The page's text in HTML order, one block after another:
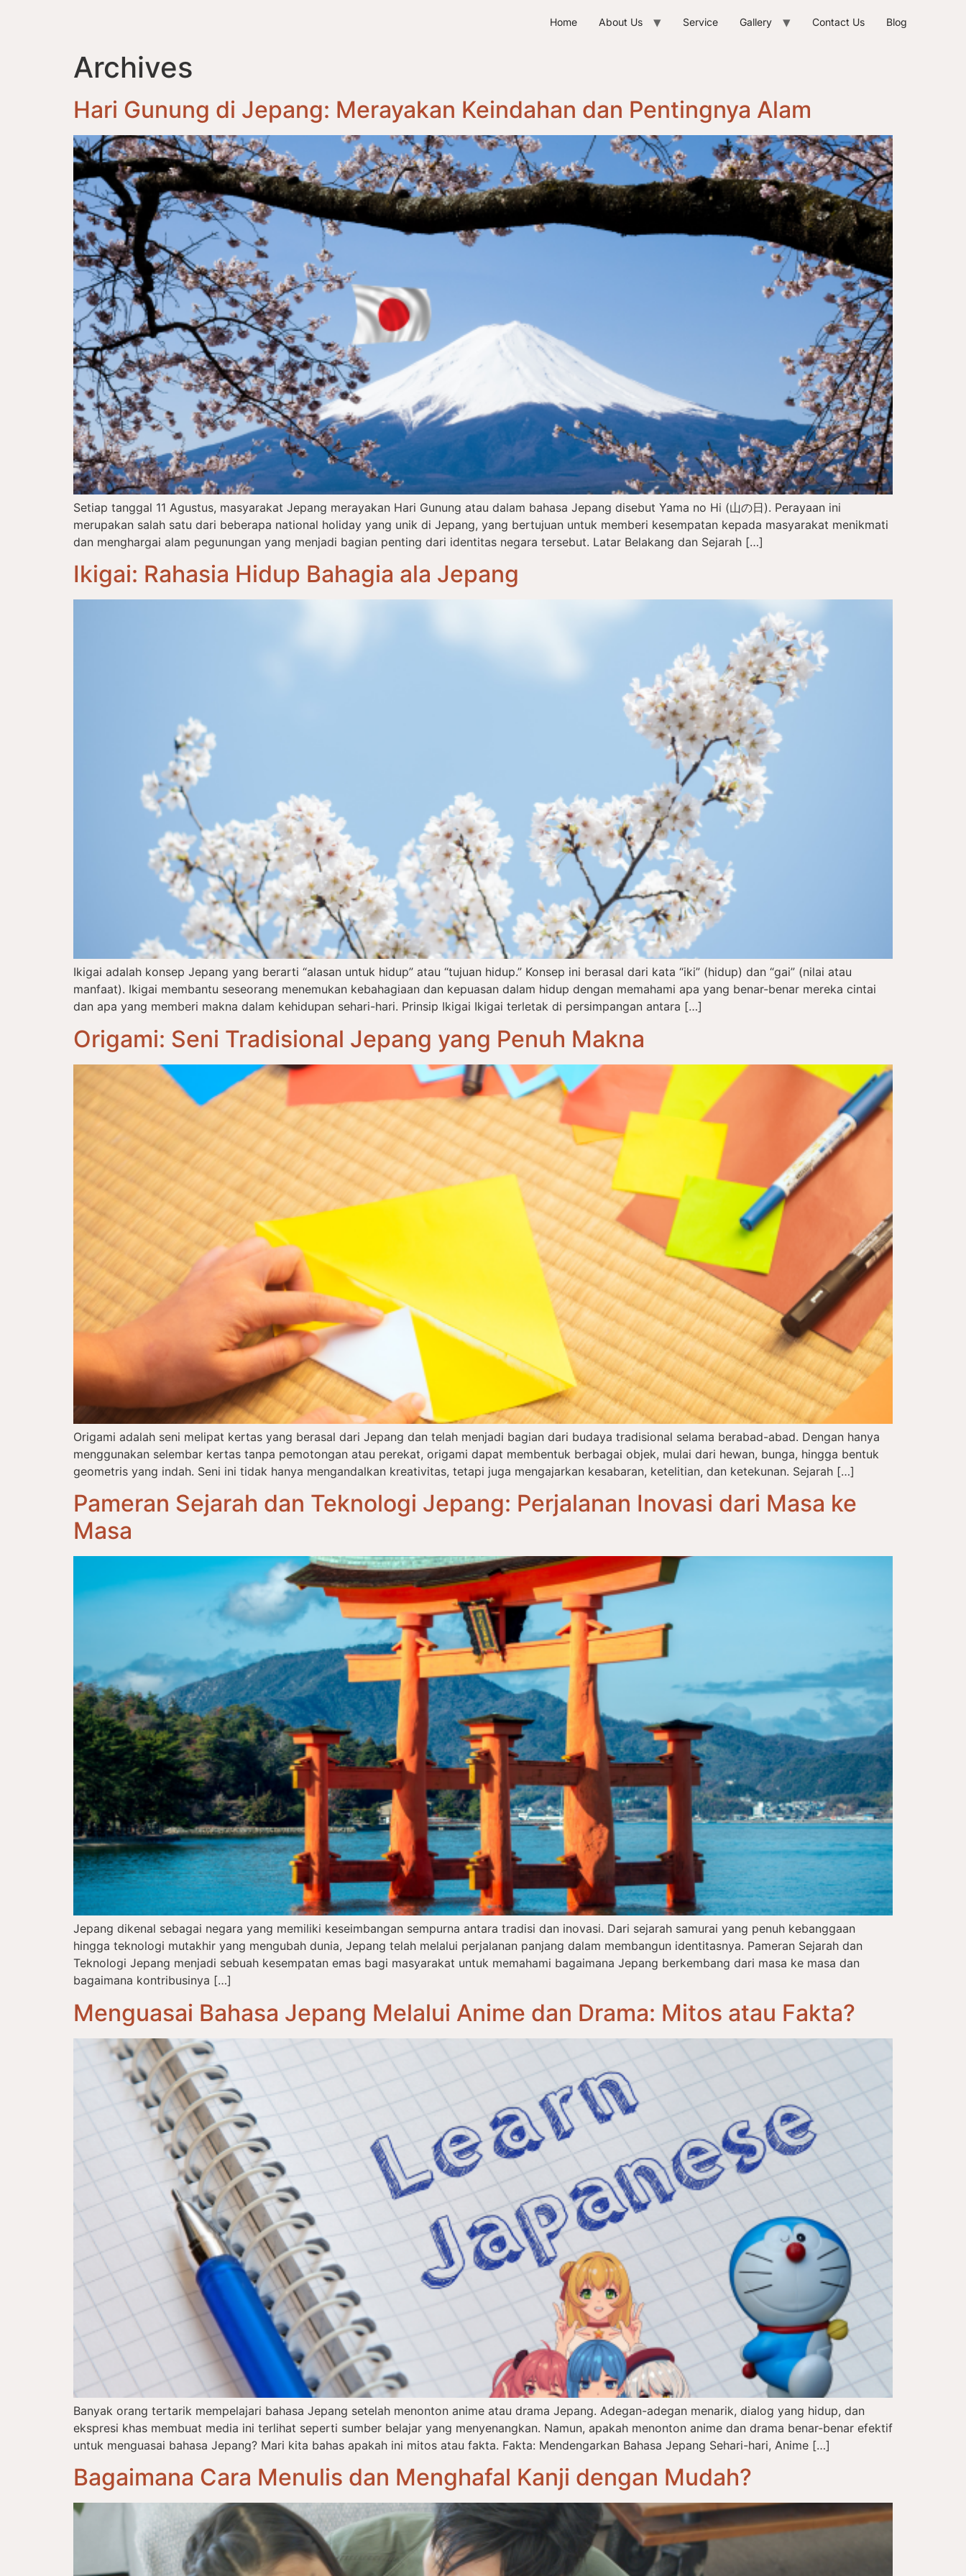
Home About Us Service Gallery Contact Us Blog
Archives
Hari Gunung di Jepang: Merayakan Keindahan dan Pentingnya Alam
Setiap tanggal 11 Agustus, masyarakat Jepang merayakan Hari Gunung atau dalam bahasa Jepang disebut Yama no Hi (山の日). Perayaan ini
merupakan salah satu dari beberapa national holiday yang unik di Jepang, yang bertujuan untuk memberi kesempatan kepada masyarakat menikmati
dan menghargai alam pegunungan yang menjadi bagian penting dari identitas negara tersebut. Latar Belakang dan Sejarah […]
Ikigai: Rahasia Hidup Bahagia ala Jepang
Ikigai adalah konsep Jepang yang berarti “alasan untuk hidup” atau “tujuan hidup.” Konsep ini berasal dari kata “iki” (hidup) dan “gai” (nilai atau
manfaat). Ikigai membantu seseorang menemukan kebahagiaan dan kepuasan dalam hidup dengan memahami apa yang benar-benar mereka cintai
dan apa yang memberi makna dalam kehidupan sehari-hari. Prinsip Ikigai Ikigai terletak di persimpangan antara […]
Origami: Seni Tradisional Jepang yang Penuh Makna
Origami adalah seni melipat kertas yang berasal dari Jepang dan telah menjadi bagian dari budaya tradisional selama berabad-abad. Dengan hanya
menggunakan selembar kertas tanpa pemotongan atau perekat, origami dapat membentuk berbagai objek, mulai dari hewan, bunga, hingga bentuk
geometris yang indah. Seni ini tidak hanya mengandalkan kreativitas, tetapi juga mengajarkan kesabaran, ketelitian, dan ketekunan. Sejarah […]
Pameran Sejarah dan Teknologi Jepang: Perjalanan Inovasi dari Masa ke
Masa
Jepang dikenal sebagai negara yang memiliki keseimbangan sempurna antara tradisi dan inovasi. Dari sejarah samurai yang penuh kebanggaan
hingga teknologi mutakhir yang mengubah dunia, Jepang telah melalui perjalanan panjang dalam membangun identitasnya. Pameran Sejarah dan
Teknologi Jepang menjadi sebuah kesempatan emas bagi masyarakat untuk memahami bagaimana Jepang berkembang dari masa ke masa dan
bagaimana kontribusinya […]
Menguasai Bahasa Jepang Melalui Anime dan Drama: Mitos atau Fakta?
Banyak orang tertarik mempelajari bahasa Jepang setelah menonton anime atau drama Jepang. Adegan-adegan menarik, dialog yang hidup, dan
ekspresi khas membuat media ini terlihat seperti sumber belajar yang menyenangkan. Namun, apakah menonton anime dan drama benar-benar efektif
untuk menguasai bahasa Jepang? Mari kita bahas apakah ini mitos atau fakta. Fakta: Mendengarkan Bahasa Jepang Sehari-hari, Anime […]
Bagaimana Cara Menulis dan Menghafal Kanji dengan Mudah?